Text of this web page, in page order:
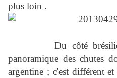
plus loin .
Du côté brésilien,
panoramique des chutes
argentine ; c'est différent